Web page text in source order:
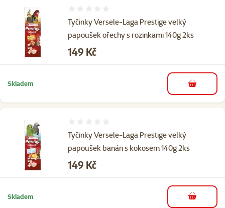
Tyčinky Versele-Laga Prestige velký
papoušek ořechy s rozinkami 140g 2ks
Cena
149 Kč
Skladem do košíku
Tyčinky Versele-Laga Prestige velký
papoušek banán s kokosem 140g 2ks
Cena
149 Kč
Skladem do košíku